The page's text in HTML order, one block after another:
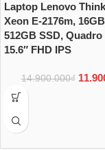
Laptop Lenovo
Xeon E-2176m,
512GB SSD, Quadro
15.6″ FHD IPS
14.900.000₫